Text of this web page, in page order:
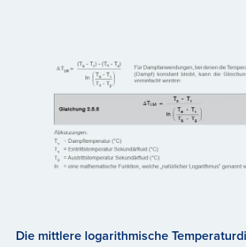
Die mittlere logarithmische